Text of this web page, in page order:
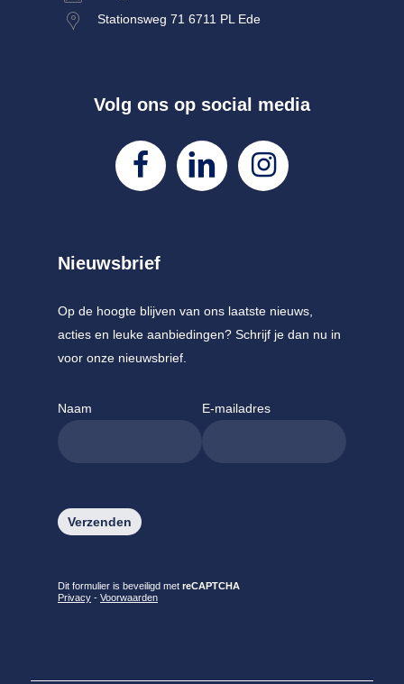
Stationsweg 71 6711 PL Ede
Volg ons op social media
Nieuwsbrief
Op de hoogte blijven van ons laatste nieuws,
acties en leuke aanbiedingen? Schrijf je dan nu in
voor onze nieuwsbrief.
Naam E-mailadres
Gelieve dit veld leeg te laten.
Dit formulier is beveiligd met reCAPTCHA
Privacy - Voorwaarden